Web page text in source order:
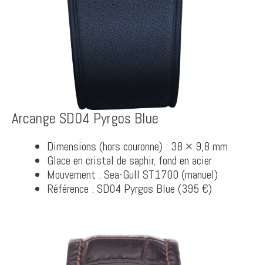
Arcange SD04 Pyrgos Blue
Dimensions (hors couronne) : 38 × 9,8 mm
Glace en cristal de saphir, fond en acier
Mouvement : Sea-Gull ST1700 (manuel)
Référence : SD04 Pyrgos Blue (395 €)